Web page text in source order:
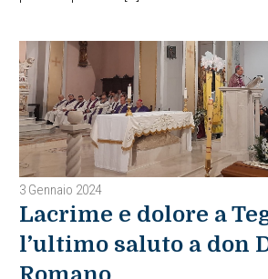
3 Gennaio 2024
Lacrime e dolore a
l’ultimo saluto a don